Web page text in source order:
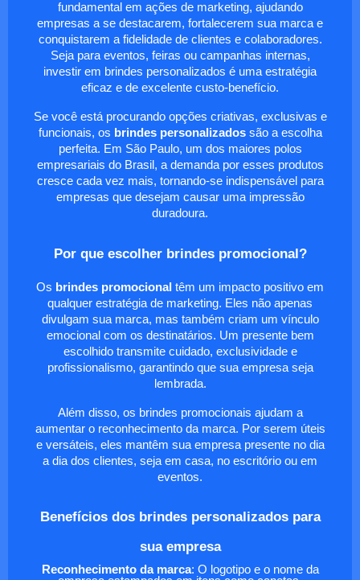
fundamental em ações de marketing, ajudando
empresas a se destacarem, fortalecerem sua marca e
conquistarem a fidelidade de clientes e colaboradores.
Seja para eventos, feiras ou campanhas internas,
investir em brindes personalizados é uma estratégia
eficaz e de excelente custo-benefício.
Se você está procurando opções criativas, exclusivas e
funcionais, os brindes personalizadossão a escolha
perfeita. Em São Paulo, um dos maiores polos
empresariais do Brasil, a demanda por esses produtos
cresce cada vez mais, tornando-se indispensável para
empresas que desejam causar uma impressão
duradoura.
Por que escolher brindes promocional?
Os brindes promocional têm um impacto positivo em
qualquer estratégia de marketing. Eles não apenas
divulgam sua marca, mas também criam um vínculo
emocional com os destinatários. Um presente bem
escolhido transmite cuidado, exclusividade e
profissionalismo, garantindo que sua empresa seja
lembrada.
Além disso, os brindes promocionais ajudam a
aumentar o reconhecimento da marca. Por serem úteis
e versáteis, eles mantêm sua empresa presente no dia
a dia dos clientes, seja em casa, no escritório ou em
eventos.
Benefícios dos brindes personalizados para
sua empresa
Reconhecimento da marca: O logotipo e o nome da